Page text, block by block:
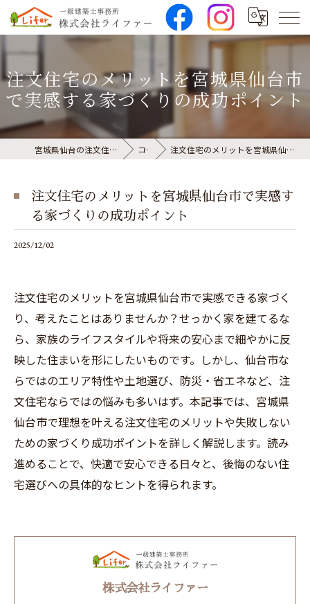
注文住宅のメリットを宮城県仙台市
で実感する家づくりの成功ポイント
宮城県仙台の注文住宅なら株式会社ライファー コラム 注文住宅のメリットを宮城県仙台市で実感する家づくりの成功ポイント
注文住宅のメリットを宮城県仙台市で実感す
る家づくりの成功ポイント
2025/12/02
注文住宅のメリットを宮城県仙台市で実感できる家づく
り、考えたことはありませんか？せっかく家を建てるな
ら、家族のライフスタイルや将来の安心まで細やかに反
映した住まいを形にしたいものです。しかし、仙台市な
らではのエリア特性や土地選び、防災・省エネなど、注
文住宅ならではの悩みも多いはず。本記事では、宮城県
仙台市で理想を叶える注文住宅のメリットや失敗しない
ための家づくり成功ポイントを詳しく解説します。読み
進めることで、快適で安心できる日々と、後悔のない住
宅選びへの具体的なヒントを得られます。
株式会社ライファー